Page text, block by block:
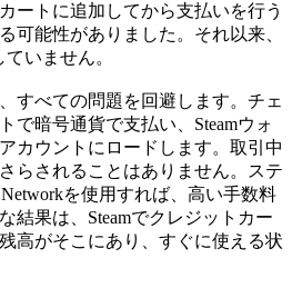
ートに追加してから支払いを行う
可能性がありました。それ以来、
いません。
すべての問題を回避します。チェ
で暗号通貨で支払い、Steamウォ
カウントにロードします。取引中
らされることはありません。ステ
を使用すれば、高い手数料
結果は、Steamでクレジットカー
高がそこにあり、すぐに使える状